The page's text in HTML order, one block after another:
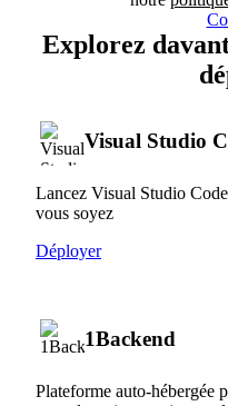
Explorez
Visual Studio
Lancez Visual Studio
vous soyez
Déployer
1Backend
Plateforme auto-hébergée